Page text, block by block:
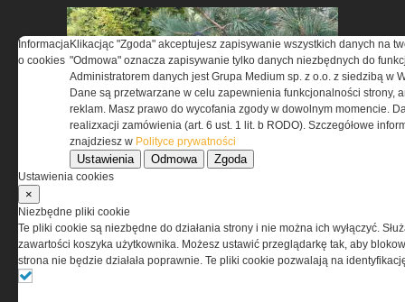
Test obuwia taktycznego
BOSP Taras Low
Informacja
o cookies
Klikacjąc "Zgoda" akceptujesz zapisywanie wszystkich danych na
"Odmowa" oznacza zapisywanie tylko danych niezbędnych do
Administratorem danych jest Grupa Medium sp. z o.o. z siedzibą w
Dane są przetwarzane w celu zapewnienia funkcjonalności strony,
reklam. Masz prawo do wycofania zgody w dowolnym momencie.
realizxacji zamówienia (art. 6 ust. 1 lit. b RODO). Szczegółowe
znajdziesz w Polityce prywatności
Ustawienia Odmowa Zgoda
Ustawienia cookies
×
Niezbędne pliki cookie
Te pliki cookie są niezbędne do działania strony i nie można ich wyłączyć.
zawartości koszyka użytkownika. Możesz ustawić przeglądarkę tak, aby
strona nie będzie działała poprawnie. Te pliki cookie pozwalają na